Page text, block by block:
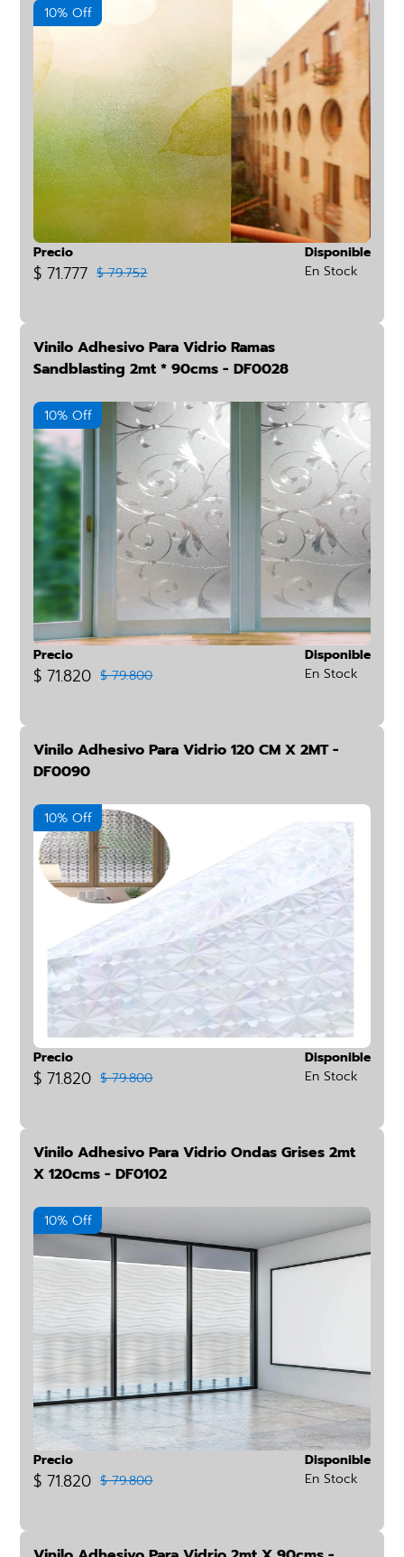
10% Off
Precio
$ 71.777 $ 79.752
Disponible
En Stock
Vinilo Adhesivo Para Vidrio Ramas
Sandblasting 2mt * 90cms - DF0028
10% Off
Precio
$ 71.820 $ 79.800
Disponible
En Stock
Vinilo Adhesivo Para Vidrio 120 CM X 2MT -
DF0090
10% Off
Precio
$ 71.820 $ 79.800
Disponible
En Stock
Vinilo Adhesivo Para Vidrio Ondas Grises 2mt
X 120cms - DF0102
10% Off
Precio
$ 71.820 $ 79.800
Disponible
En Stock